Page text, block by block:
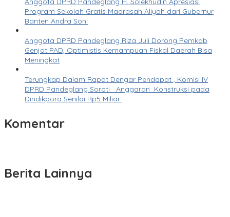
Program Sekolah Gratis Madrasah Aliyah dari Gubernur
Banten Andra Soni
Anggota DPRD Pandeglang Riza Juli Dorong Pemkab
Genjot PAD, Optimistis Kemampuan Fiskal Daerah Bisa
Meningkat
Terungkap Dalam Rapat Dengar Pendapat , Komisi IV
DPRD Pandeglang Soroti Anggaran Konstruksi pada
Dindikpora Senilai Rp5 Miliar
Komentar
Berita Lainnya